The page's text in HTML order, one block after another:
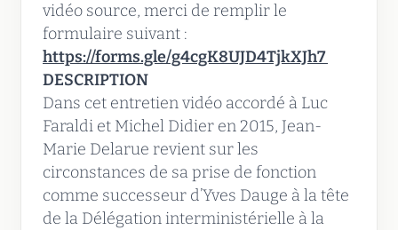
vidéo source, merci de remplir le
formulaire suivant :
https://forms.gle/g4cgK8UJD4TjkXJh7
DESCRIPTION
Dans cet entretien vidéo accordé à Luc
Faraldi et Michel Didier en 2015, Jean-
Marie Delarue revient sur les
circonstances de sa prise de fonction
comme successeur d’Yves Dauge à la tête
de la Délégation interministérielle à la